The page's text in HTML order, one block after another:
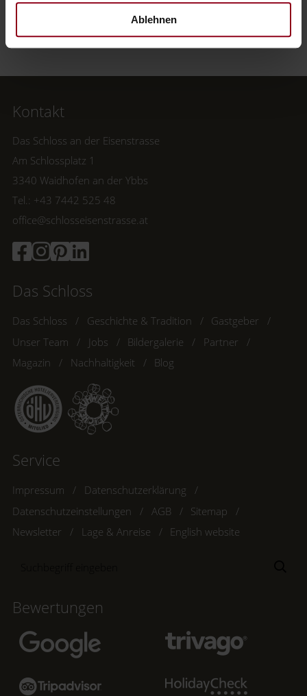
Ablehnen
Zurück nach oben
Kontakt
Das Schloss an der Eisenstrasse
Am Schlossplatz 1
3340 Waidhofen an der Ybbs
Tel.: +43 7442 525 48
office@schlosseisenstrasse.at
Das Schloss
Das Schloss Geschichte & Tradition
Gastgeber
Unser Team
Jobs Bildergalerie
Partner
Magazin
Nachhaltigkeit Blog
Service
Impressum
Datenschutzerklärung
Datenschutzeinstellungen
AGB
Sitemap
Newsletter
Lage & Anreise English website
Bewertungen